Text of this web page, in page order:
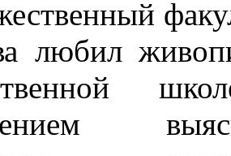
любил